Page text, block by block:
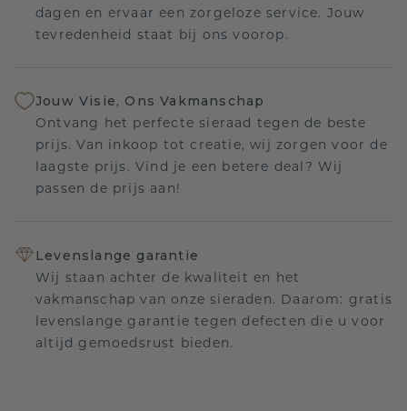
dagen en ervaar een zorgeloze service. Jouw
tevredenheid staat bij ons voorop.
Jouw Visie, Ons Vakmanschap
Ontvang het perfecte sieraad tegen de beste
prijs. Van inkoop tot creatie, wij zorgen voor de
laagste prijs. Vind je een betere deal? Wij
passen de prijs aan!
Levenslange garantie
Wij staan achter de kwaliteit en het
vakmanschap van onze sieraden. Daarom: gratis
levenslange garantie tegen defecten die u voor
altijd gemoedsrust bieden.